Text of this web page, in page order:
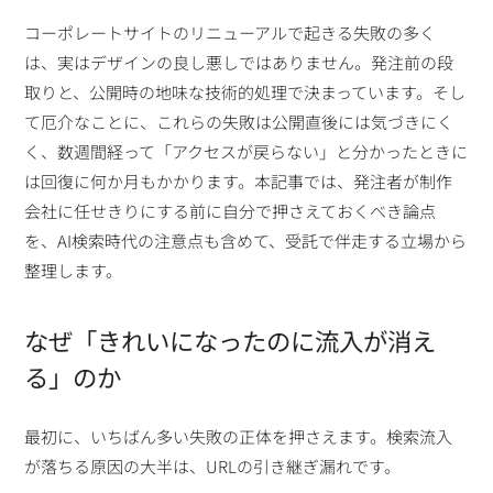
コーポレートサイトのリニューアルで起きる失敗の多く
は、実はデザインの良し悪しではありません。発注前の段
取りと、公開時の地味な技術的処理で決まっています。そし
て厄介なことに、これらの失敗は公開直後には気づきにく
く、数週間経って「アクセスが戻らない」と分かったときに
は回復に何か月もかかります。本記事では、発注者が制作
会社に任せきりにする前に自分で押さえておくべき論点
を、AI検索時代の注意点も含めて、受託で伴走する立場から
整理します。
なぜ「きれいになったのに流入が消え
る」のか
最初に、いちばん多い失敗の正体を押さえます。検索流入
が落ちる原因の大半は、URLの引き継ぎ漏れです。